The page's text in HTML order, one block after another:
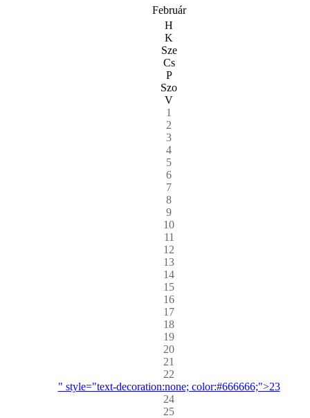
Február
H
K
Sze
Cs
P
Szo
V
1
2
3
4
5
6
7
8
9
10
11
12
13
14
15
16
17
18
19
20
21
22
" style="text-decoration:none; color:#666666;">23
24
25